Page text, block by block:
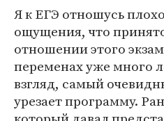
Я к ЕГЭ отношусь
ощущения, что
отношении этого
переменах уже много
взгляд, самый
урезает программу.